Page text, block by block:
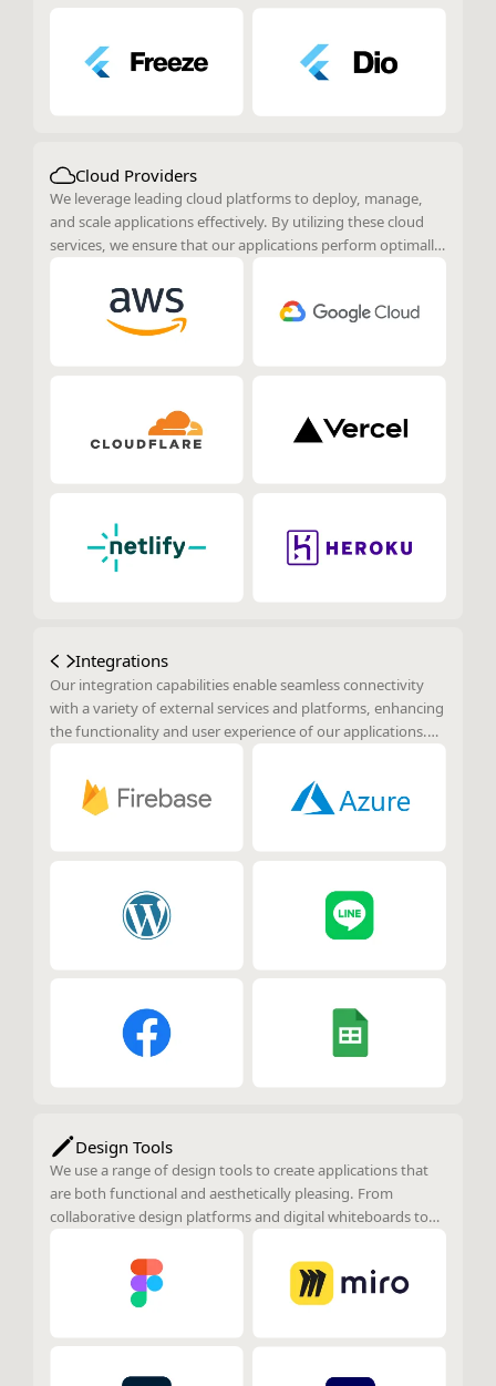
Cloud Providers
We leverage leading cloud platforms to deploy, manage,
and scale applications effectively. By utilizing these cloud
services, we ensure that our applications perform optimally,
Our approach involves integrating various cloud tools and
services to enhance performance, reliability, and overall
efficiency in managing and operating applications.
Integrations
Our integration capabilities enable seamless connectivity
with a variety of external services and platforms, enhancing
the functionality and user experience of our applications.
enhanced features and streamlined workflows that connect
applications with widely-used tools and services.
Design Tools
We use a range of design tools to create applications that
are both functional and aesthetically pleasing. From
collaborative design platforms and digital whiteboards to
process ensures that every aspect of the user experience is
carefully crafted and visually engaging.